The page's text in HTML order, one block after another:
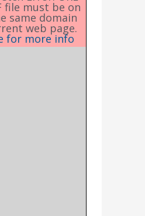
file must be on
same domain
web page.
for more info